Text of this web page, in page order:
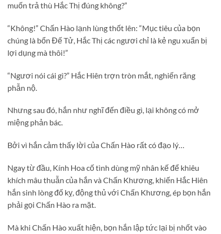
muốn trả thù Hắc Thị đúng không?”
“Không!” Chấn Hào lạnh lùng thốt lên: “Mục tiêu của bọn
chúng là bổn Đế Tử, Hắc Thị các ngươi chỉ là kẻ ngu xuẩn bị
lợi dụng mà thôi!”
“Ngươi nói cái gì?” Hắc Hiên trợn tròn mắt, nghiến răng
phẫn nộ.
Nhưng sau đó, hắn như nghĩ đến điều gì, lại không có mở
miệng phản bác.
Bởi vì hắn cảm thấy lời của Chấn Hào rất có đạo lý…
Ngay từ đầu, Kính Hoa cố tình dùng mỹ nhân kế để khiêu
khích mâu thuẫn của hắn và Chấn Khương, khiến Hắc Hiên
hắn sinh lòng đố kỵ, động thủ với Chấn Khương, ép bọn hắn
phải gọi Chấn Hào ra mặt.
Mà khi Chấn Hào xuất hiện, bọn hắn lập tức lại bị nhốt vào